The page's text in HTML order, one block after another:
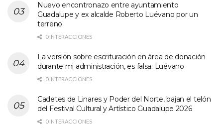
Nuevo encontronazo entre ayuntamiento
Guadalupe y ex alcalde Roberto Luévano por un
terreno
0 INTERACCIONES
La versión sobre escrituración en área de donación
durante mi administración, es falsa: Luévano
0 INTERACCIONES
Cadetes de Linares y Poder del Norte, bajan el telón
del Festival Cultural y Artístico Guadalupe 2026
0 INTERACCIONES